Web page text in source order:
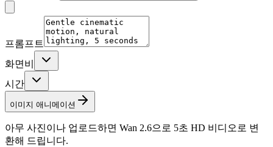
프롬프트
화면비
시간
이미지 애니메이션
아무 사진이나 업로드하면 Wan 2.6으로 5초 HD 비디오로 변
환해 드립니다.